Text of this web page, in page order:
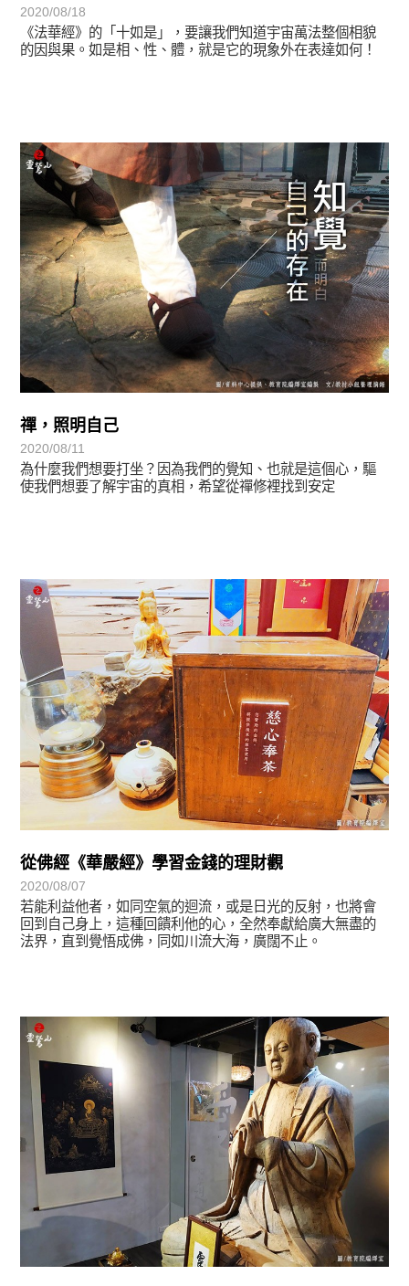
2020/08/18
《法華經》的「十如是」，要讓我們知道宇宙萬法整個相貌
的因與果。如是相、性、體，就是它的現象外在表達如何！
禪，照明自己
2020/08/11
為什麼我們想要打坐？因為我們的覺知、也就是這個心，驅
使我們想要了解宇宙的真相，希望從禪修裡找到安定
正法眼-般若期
從佛經《華嚴經》學習金錢的理財觀
2020/08/07
若能利益他者，如同空氣的迴流，或是日光的反射，也將會
回到自己身上，這種回饋利他的心，全然奉獻給廣大無盡的
法界，直到覺悟成佛，同如川流大海，廣闊不止。
圓滿覺-華嚴期
正法眼-般若期